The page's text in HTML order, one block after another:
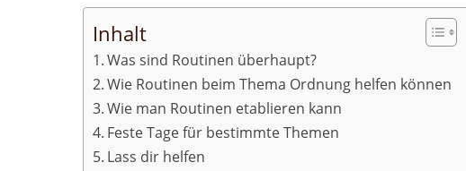
Inhalt
Was sind Routinen überhaupt?
Wie Routinen beim Thema Ordnung helfen können
Wie man Routinen etablieren kann
Feste Tage für bestimmte Themen
Lass dir helfen